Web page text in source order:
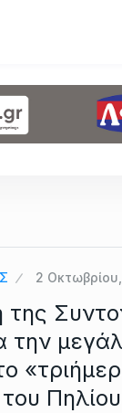
2
την